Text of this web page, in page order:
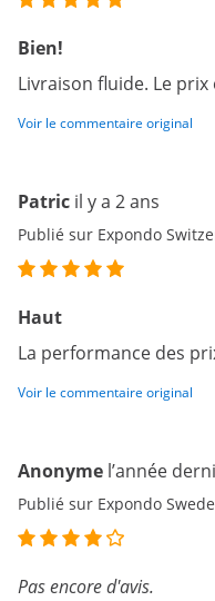
Bien!
Livraison fluide. Le
Voir le commentaire original
Patric il y a 2 ans
Publié sur Expondo
Haut
La performance des
Voir le commentaire original
Anonyme l’année
Publié sur Expondo
Pas encore d'avis.